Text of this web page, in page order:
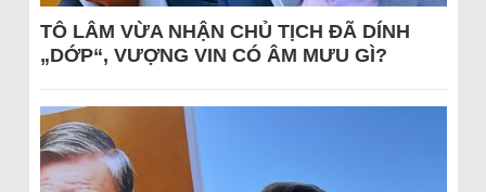
TÔ LÂM VỪA NHẬN CHỦ TỊCH ĐÃ DÍNH
„DỚP“, VƯỢNG VIN CÓ ÂM MƯU GÌ?